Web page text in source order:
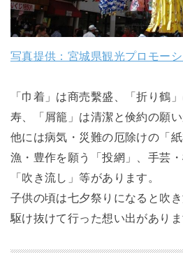
写真提供：宮城県観光プロモー
「巾着」は商売繫盛、「折り鶴
寿、「屑籠」は清潔と倹約の願
他には病気・災難の厄除けの「
漁・豊作を願う「投網」、手芸
「吹き流し」等があります。
子供の頃は七夕祭りになると吹
駆け抜けて行った想い出がありま